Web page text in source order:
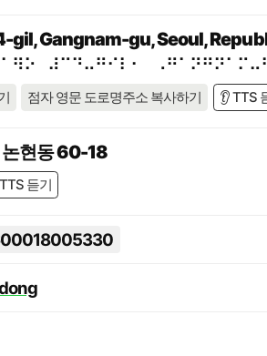
gil, Gangnam-gu, Seoul,
점자 영문 도로명주소 복사하기 👂 TTS
논현동 60-18
듣기